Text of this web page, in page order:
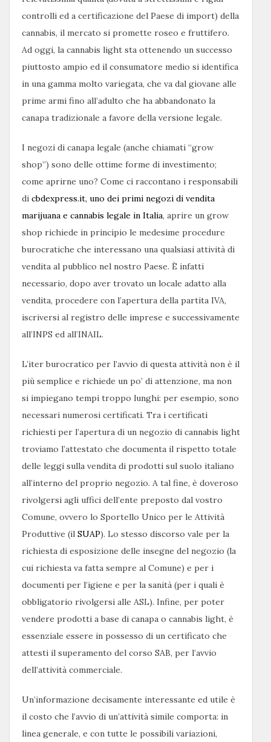
controlli ed a certificazione del Paese di import) della
cannabis, il mercato si promette roseo e fruttifero.
Ad oggi, la cannabis light sta ottenendo un successo
piuttosto ampio ed il consumatore medio si identifica
in una gamma molto variegata, che va dal giovane alle
prime armi fino all’adulto che ha abbandonato la
canapa tradizionale a favore della versione legale.
I negozi di canapa legale (anche chiamati “grow
shop”) sono delle ottime forme di investimento;
come aprirne uno? Come ci raccontano i responsabili
di cbdexpress.it, uno dei primi negozi di vendita
marijuana e cannabis legale in Italia, aprire un grow
shop richiede in principio le medesime procedure
burocratiche che interessano una qualsiasi attività di
vendita al pubblico nel nostro Paese. È infatti
necessario, dopo aver trovato un locale adatto alla
vendita, procedere con l’apertura della partita IVA,
iscriversi al registro delle imprese e successivamente
all’INPS ed all’INAIL.
L’iter burocratico per l’avvio di questa attività non è il
più semplice e richiede un po’ di attenzione, ma non
si impiegano tempi troppo lunghi: per esempio, sono
necessari numerosi certificati. Tra i certificati
richiesti per l’apertura di un negozio di cannabis light
troviamo l’attestato che documenta il rispetto totale
delle leggi sulla vendita di prodotti sul suolo italiano
all’interno del proprio negozio. A tal fine, è doveroso
rivolgersi agli uffici dell’ente preposto dal vostro
Comune, ovvero lo Sportello Unico per le Attività
Produttive (il SUAP). Lo stesso discorso vale per la
richiesta di esposizione delle insegne del negozio (la
cui richiesta va fatta sempre al Comune) e per i
documenti per l’igiene e per la sanità (per i quali è
obbligatorio rivolgersi alle ASL). Infine, per poter
vendere prodotti a base di canapa o cannabis light, è
essenziale essere in possesso di un certificato che
attesti il superamento del corso SAB, per l’avvio
dell’attività commerciale.
Un’informazione decisamente interessante ed utile è
il costo che l’avvio di un’attività simile comporta: in
linea generale, e con tutte le possibili variazioni,